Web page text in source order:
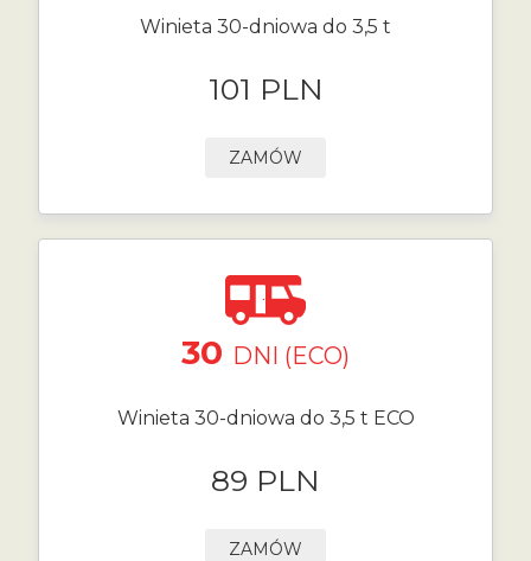
Winieta 30-dniowa do 3,5 t
101 PLN
ZAMÓW
30 DNI (ECO)
Winieta 30-dniowa do 3,5 t ECO
89 PLN
ZAMÓW